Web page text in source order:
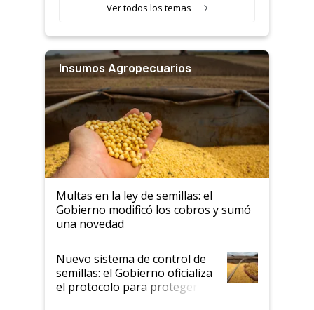
Ver todos los temas
Insumos Agropecuarios
Multas en la ley de semillas: el
Gobierno modificó los cobros y sumó
una novedad
Nuevo sistema de control de
semillas: el Gobierno oficializa
el protocolo para proteger la
propiedad intelectual